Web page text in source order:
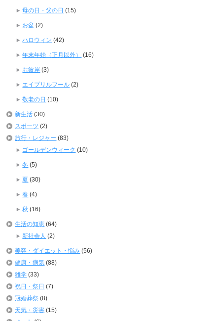
母の日・父の日 (15)
お盆 (2)
ハロウィン (42)
年末年始（正月以外） (16)
お彼岸 (3)
エイプリルフール (2)
敬老の日 (10)
新生活 (30)
スポーツ (2)
旅行・レジャー (83)
ゴールデンウィーク (10)
冬 (5)
夏 (30)
春 (4)
秋 (16)
生活の知恵 (64)
新社会人 (2)
美容・ダイエット・悩み (56)
健康・病気 (88)
雑学 (33)
祝日・祭日 (7)
冠婚葬祭 (8)
天気・災害 (15)